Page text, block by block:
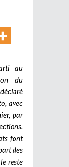
au
du
avec
par
font
des
reste